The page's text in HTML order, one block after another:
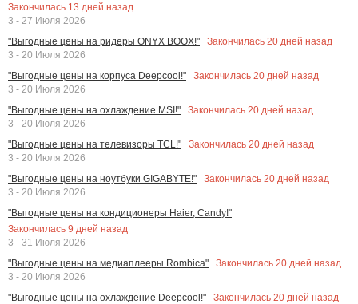
Закончилась 13 дней назад
3 - 27 Июля 2026
"Выгодные цены на ридеры ONYX BOOX!"
Закончилась 20 дней назад
3 - 20 Июля 2026
"Выгодные цены на корпуса Deepcool!"
Закончилась 20 дней назад
3 - 20 Июля 2026
"Выгодные цены на охлаждение MSI!"
Закончилась 20 дней назад
3 - 20 Июля 2026
"Выгодные цены на телевизоры TCL!"
Закончилась 20 дней назад
3 - 20 Июля 2026
"Выгодные цены на ноутбуки GIGABYTE!"
Закончилась 20 дней назад
3 - 20 Июля 2026
"Выгодные цены на кондиционеры Haier, Candy!"
Закончилась 9 дней назад
3 - 31 Июля 2026
"Выгодные цены на медиаплееры Rombica"
Закончилась 20 дней назад
3 - 20 Июля 2026
"Выгодные цены на охлаждение Deepcool!"
Закончилась 20 дней назад